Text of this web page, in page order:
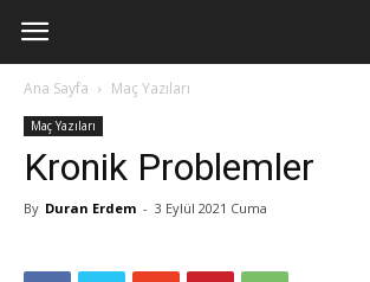
Ana Sayfa Maç Yazıları
Maç Yazıları
Kronik Problemler
By Duran Erdem - 3 Eylül 2021 Cuma